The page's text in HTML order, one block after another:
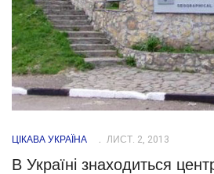
ЦІКАВА УКРАЇНА ЛИСТ. 2, 2013
В Україні знаходиться